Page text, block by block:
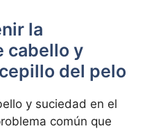
la
cabello y
del pelo
y suciedad en el
común que